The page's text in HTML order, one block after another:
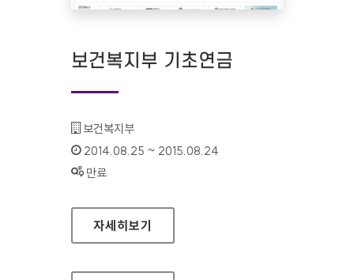
보건복지부 기초연금
기관명 :
보건복지부
인증기간 :
2014.08.25 ~ 2015.08.24
상태 :
만료
보건복지부 기초연금
자세히보기